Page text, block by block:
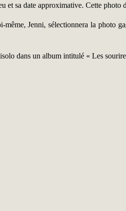
et sa date approximative. Cette
Jenni, sélectionnera la photo
dans un album intitulé « Les